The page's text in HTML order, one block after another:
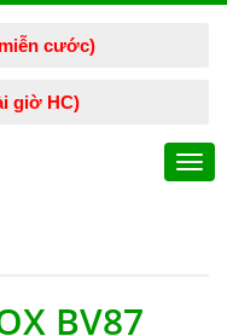
cước)
giờ HC)
BV87